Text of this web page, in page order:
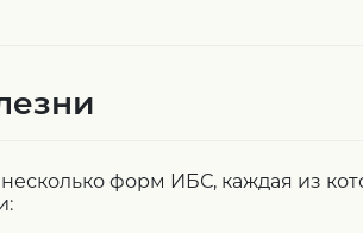
форм ИБС, каждая из